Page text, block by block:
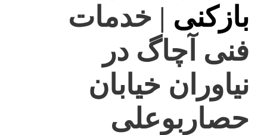
بازکنی | خدمات
فنی آچاگ در
نیاوران خیابان
حصاربوعلی